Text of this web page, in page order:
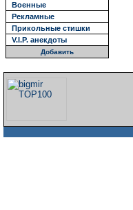
Военные
Рекламные
Прикольные стишки
V.I.P. анекдоты
Добавить